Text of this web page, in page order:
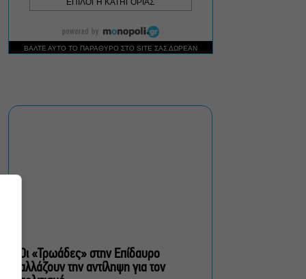
Μια μικρή παρηγοριά:
Πέντε διηγήματα του
Ρέυμοντ Κάρβερ γίνονται
παράσταση στο studio
Οι «Τρωάδες» στην Επίδαυρο
αλλάζουν την αντίληψη για τον